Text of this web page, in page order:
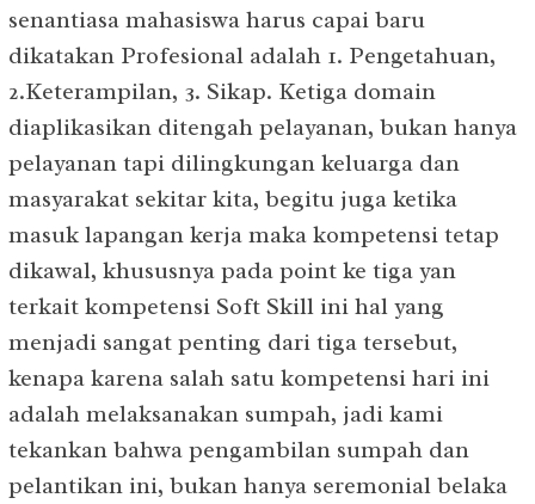
senantiasa mahasiswa harus capai baru
dikatakan Profesional adalah 1. Pengetahuan,
2.Keterampilan, 3. Sikap. Ketiga domain
diaplikasikan ditengah pelayanan, bukan hanya
pelayanan tapi dilingkungan keluarga dan
masyarakat sekitar kita, begitu juga ketika
masuk lapangan kerja maka kompetensi tetap
dikawal, khususnya pada point ke tiga yan
terkait kompetensi Soft Skill ini hal yang
menjadi sangat penting dari tiga tersebut,
kenapa karena salah satu kompetensi hari ini
adalah melaksanakan sumpah, jadi kami
tekankan bahwa pengambilan sumpah dan
pelantikan ini, bukan hanya seremonial belaka